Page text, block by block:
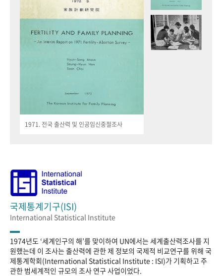
1971. 전국 출산력 및 인공임신중절조사
국제통계기구(ISI)
International Statistical Institute
1974년도 ‘세계인구의 해’를 맞이하여 UN에서는 세계출산력조사를 지
원했는데 이 조사는 출산력에 관한 제 정보의 국제적 비교연구를 위해 국
제통계학회(International Statistical Institute : ISI)가 기획하고 주
관한 범세계적인 규모의 조사 연구 사업이었다.